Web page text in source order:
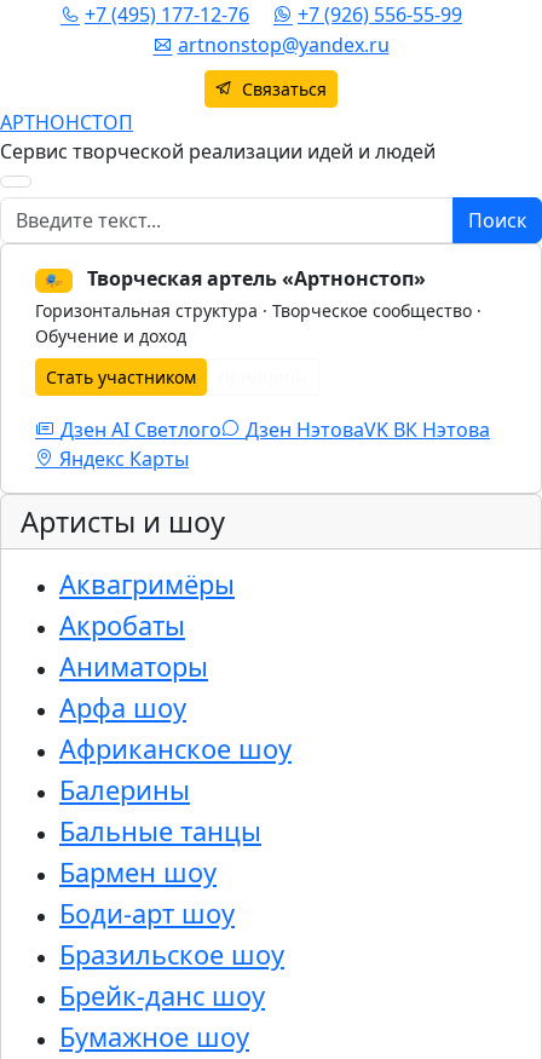
+7 (495) 177-12-76
+7 (926) 556-55-99
artnonstop@yandex.ru
Связаться
АРТНОНСТОП
Сервис творческой реализации идей и людей
Поиск Поиск
🎭 Творческая артель «Артнонстоп»
Горизонтальная структура · Творческое сообщество ·
Обучение и доход
Стать участником
Дзен AI Светлого Дзен НэтоваVK ВК Нэтова
Яндекс Карты
Артисты и шоу
Аквагримёры
Акробаты
Аниматоры
Арфа шоу
Африканское шоу
Балерины
Бальные танцы
Бармен шоу
Боди-арт шоу
Бразильское шоу
Брейк-данс шоу
Бумажное шоу